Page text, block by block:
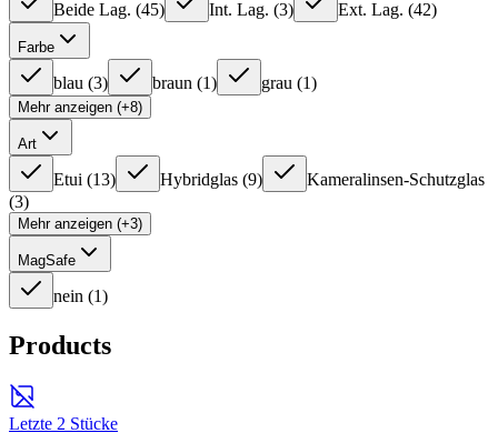
Beide Lag. (45) Int. Lag. (3) Ext. Lag. (42)
Farbe
blau (3) braun (1) grau (1)
Mehr anzeigen (+8)
Art
Etui (13) Hybridglas (9)
Kameralinsen-Schutzglas
(3)
Mehr anzeigen (+3)
MagSafe
nein (1)
Products
Letzte 2 Stücke